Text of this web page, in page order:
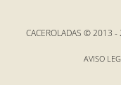
CACEROLADAS © 2013 -
AVISO